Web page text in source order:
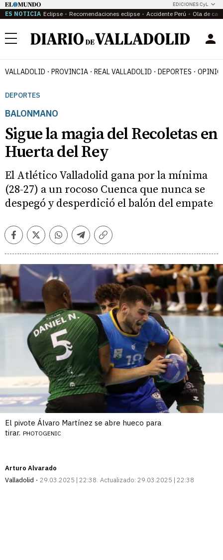
EDICIONES CyL
ES NOTICIA Eclipse Recomendaciones eclipse Accidente Perú Ola de
Menú
VALLADOLID PROVINCIA REAL VALLADOLID DEPORTES
DEPORTES
BALONMANO
Sigue la magia del Recoletas en
Huerta del Rey
El Atlético Valladolid gana por la mínima
(28-27) a un rocoso Cuenca que nunca se
despegó y desperdició el balón del empate
FacebookTwitterWhatsappTelegramCopiar
El pivote Álvaro Martínez se abre hueco para
tirar. PHOTOGENIC
Arturo Alvarado
Valladolid
29.03.2025 | 22:38 Actualizado: 29.03.2025 | 22:38